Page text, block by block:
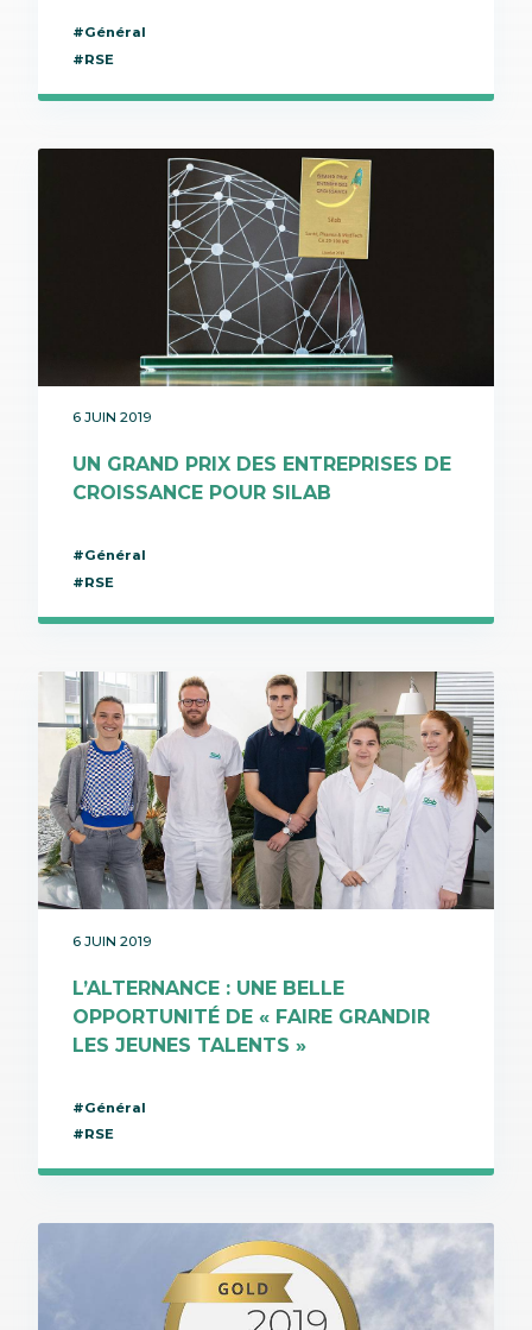
#Général
#RSE
6 JUIN 2019
UN GRAND PRIX DES ENTREPRISES DE
CROISSANCE POUR SILAB
#Général
#RSE
6 JUIN 2019
L’ALTERNANCE : UNE BELLE
OPPORTUNITÉ DE « FAIRE GRANDIR
LES JEUNES TALENTS »
#Général
#RSE